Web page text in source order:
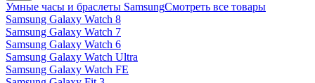
Умные часы и браслеты SamsungСмотреть все товары
Samsung Galaxy Watch 8
Samsung Galaxy Watch 7
Samsung Galaxy Watch 6
Samsung Galaxy Watch Ultra
Samsung Galaxy Watch FE